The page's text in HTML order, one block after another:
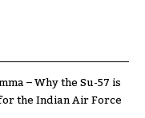
– Why the Su-57 is
the Indian Air Force